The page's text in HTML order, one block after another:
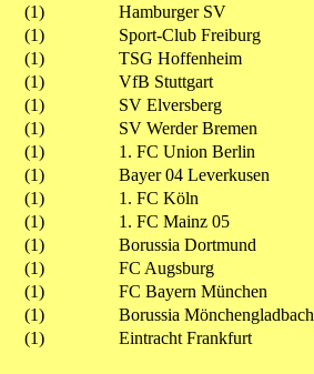
(1)
Hamburger SV
(1)
Sport-Club Freiburg
(1)
TSG Hoffenheim
(1)
VfB Stuttgart
(1)
SV Elversberg
(1)
SV Werder Bremen
(1)
1. FC Union Berlin
(1)
Bayer 04 Leverkusen
(1)
1. FC Köln
(1)
1. FC Mainz 05
(1)
Borussia Dortmund
(1)
FC Augsburg
(1)
FC Bayern München
(1)
Borussia Mönchengladbach
(1)
Eintracht Frankfurt